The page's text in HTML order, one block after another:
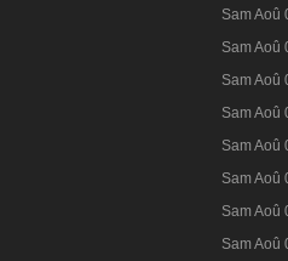
Sam Aoû
Sam Aoû
Sam Aoû
Sam Aoû
Sam Aoû
Sam Aoû
Sam Aoû
Sam Aoû